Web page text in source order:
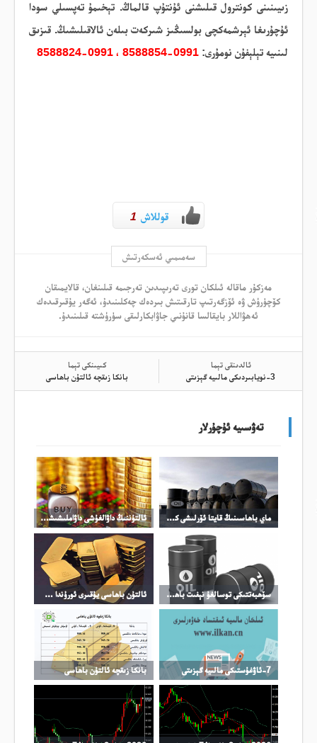
زىيىنىنى كونترول قىلىشنى ئۇنتۇپ قالماڭ. تېخىمۇ تەپسىلي سودا
ئۇچۇرىغا ئېرشمەكچى بولسىڭىز شىركەت بىلەن ئالاقىلىشىڭ. قىزىق
لىنىيە تېلېفۇن نومۇرى: 8588854-0991 ، 8588824-0991
قوللاش 1
سەمىمىي ئەسكەرتىش
مەزكۇر ماقالە ئىلكان تورى تەرىپىدىن تەرجىمە قىلىنغان، قالايمىقان
كۆچۈرۈش ۋە ئۆزگەرتىپ تارقىتىش بىردەك چەكلىنىدۇ، ئەگەر يۇقىرقىدەك
ئەھۋاللار بايقالسا قانۇنىي جاۋابكارلىقى سۈرۈشتە قىلىنىدۇ.
ئالدىنقى تېما
3-نويابىردىكى مالىيە گېزىتى
كىيىنكى تېما
بانكا زىقچە ئالتۇن باھاسى
تەۋسىيە ئۇچۇرلار
ماي باھاسىنىڭ قايتا ئۆرلىشى كۈمۈش باھاسىنىڭ ئۆرلىشىنى چەكلىدى ئالتۇننىڭ داۋالغۇشى داۋاملىشىشى مۇمكىن
سۆھبەتتىكى توسالغۇ نېفىت باھاسىنىڭ ئۆرلىشىگە تىرەك بولدى ئالتۇن باھاسى يۇقىرى ئورۇندا چىڭ تۇرماقتا
7-ئاۋغۇستىكى مالىيە گېزىتى بانكا زىقچە ئالتۇن باھاسى